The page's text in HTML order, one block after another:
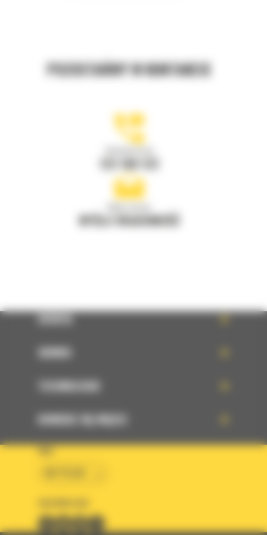
POZOSTAŃMY W KONTAKCIE
Zadzwoń do nas
122 100 122
WYŚLIJ WIADOMOŚĆ
OFERTA
SERWIS
TECHNOLOGIE
DOWIEDZ SIĘ WIĘCEJ
KRAJ